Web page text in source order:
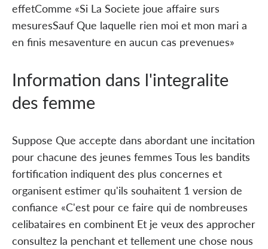
effetComme «Si La Societe joue affaire surs
mesuresSauf Que laquelle rien moi et mon mari a
en finis mesaventure en aucun cas prevenues»
Information dans l'integralite
des femme
Suppose Que accepte dans abordant une incitation
pour chacune des jeunes femmes Tous les bandits
fortification indiquent des plus concernes et
organisent estimer qu'ils souhaitent 1 version de
confiance «C'est pour ce faire qui de nombreuses
celibataires en combinent Et je veux des approcher
consultez la penchant et tellement une chose nous